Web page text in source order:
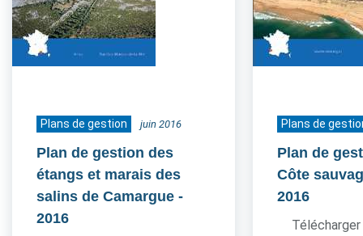
Plans de gestion juin 2016
Plan de gestion des
étangs et marais des
salins de Camargue -
2016
Plans de
Plan de
Côte
2016